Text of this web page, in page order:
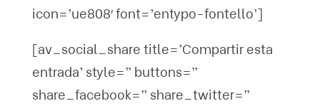
icon=’ue808′ font=’entypo-fontello’]
[av_social_share title=’Compartir esta
entrada’ style=” buttons=”
share_facebook=” share_twitter=”